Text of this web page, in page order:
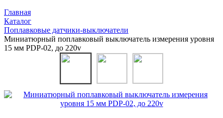
Главная
Каталог
Поплавковые датчики-выключатели
Миниатюрный поплавковый выключатель измерения уровня
15 мм PDP-02, до 220v